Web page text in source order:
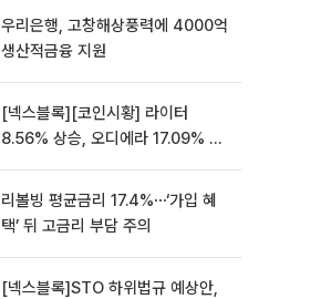
우리은행, 고창해상풍력에 4000억
생산적금융 지원
[넥스블록][코인시황] 라이터
8.56% 상승, 오디에라 17.09% 하
리볼빙 평균금리 17.4%⋯‘가입 혜
택’ 뒤 고금리 부담 주의
[넥스블록]STO 하위법규 예상안,